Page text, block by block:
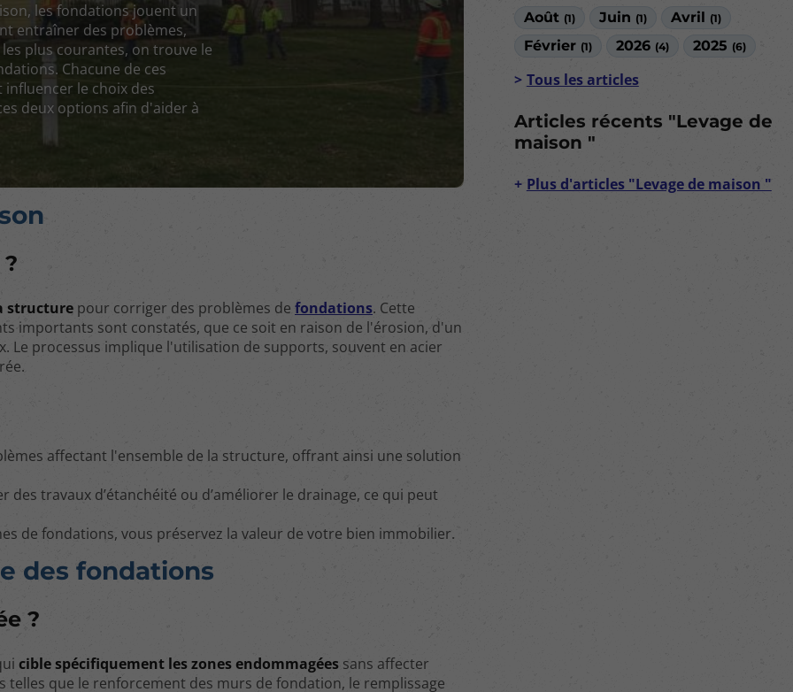
Août (1) Juin (1) Avril (1)
Février (1) 2026 (4) 2025 (6)
Tous les articles
Articles récents "Levage de
maison "
Plus d'articles "Levage de maison "
les fondations jouent un
entraîner des problèmes,
plus courantes, on trouve le
Chacune de ces
le choix des
deux options afin d'aider à
structure pour corriger des problèmes de fondations. Cette
importants sont constatés, que ce soit en raison de l'érosion, d'un
Le processus implique l'utilisation de supports, souvent en acier
affectant l'ensemble de la structure, offrant ainsi une solution
des travaux d’étanchéité ou d’améliorer le drainage, ce qui peut
de fondations, vous préservez la valeur de votre bien immobilier.
des fondations
?
cible spécifiquement les zones endommagées sans affecter
que le renforcement des murs de fondation, le remplissage